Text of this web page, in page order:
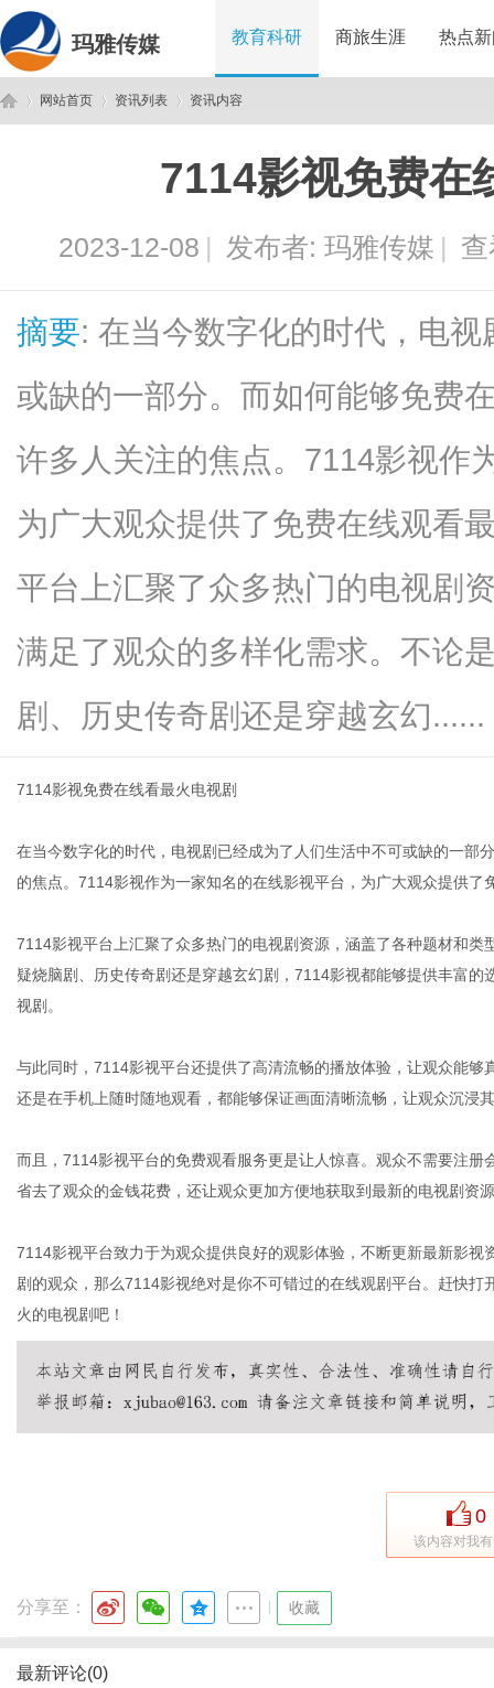
玛雅传媒 教育科研 商旅生涯 热点
网站首页 资讯列表
›
资讯内容
7114影视免费在
2023-12-08 | 发布者: 玛雅传媒 |
摘要: 在当今数字化的时代，电
或缺的一部分。而如何能够免费
许多人关注的焦点。7114影视作
为广大观众提供了免费在线观看
平台上汇聚了众多热门的电视剧
满足了观众的多样化需求。不论
剧、历史传奇剧还是穿越玄幻......
7114影视免费在线看最火电视剧
在当今数字化的时代，电视剧已经成为了人们生活中不可或缺的一部
的焦点。7114影视作为一家知名的在线影视平台，为广大观众提供了
7114影视平台上汇聚了众多热门的电视剧资源，涵盖了各种题材和
疑烧脑剧、历史传奇剧还是穿越玄幻剧，7114影视都能够提供丰富
视剧。
与此同时，7114影视平台还提供了高清流畅的播放体验，让观众能
还是在手机上随时随地观看，都能够保证画面清晰流畅，让观众沉浸
而且，7114影视平台的免费观看服务更是让人惊喜。观众不需要注
省去了观众的金钱花费，还让观众更加方便地获取到最新的电视剧资
7114影视平台致力于为观众提供良好的观影体验，不断更新最新影
剧的观众，那么7114影视绝对是你不可错过的在线观剧平台。赶快
火的电视剧吧！
0
该内容对我
分享至： 收藏
最新评论(0)